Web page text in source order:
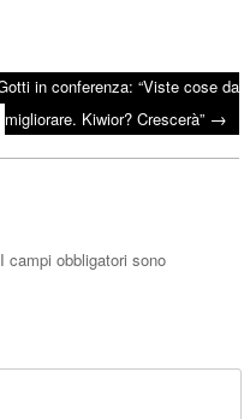
in conferenza: “Viste cose da
migliorare. Kiwior? Crescerà” →
I campi obbligatori sono